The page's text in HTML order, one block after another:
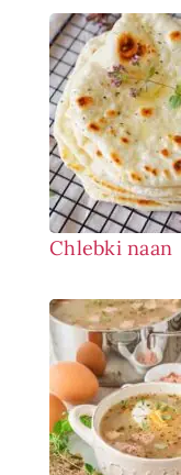
Chlebki naan